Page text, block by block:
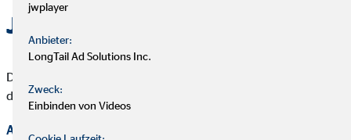
Jetzt bewerben
Die mit * gekennzeichneten Felder müssen ausgefüllt werden,
damit wir Deine Bewerbung bearbeiten können.
Anrede
jwplayer
Anbieter:
LongTail Ad Solutions Inc.
Zweck:
Einbinden von Videos